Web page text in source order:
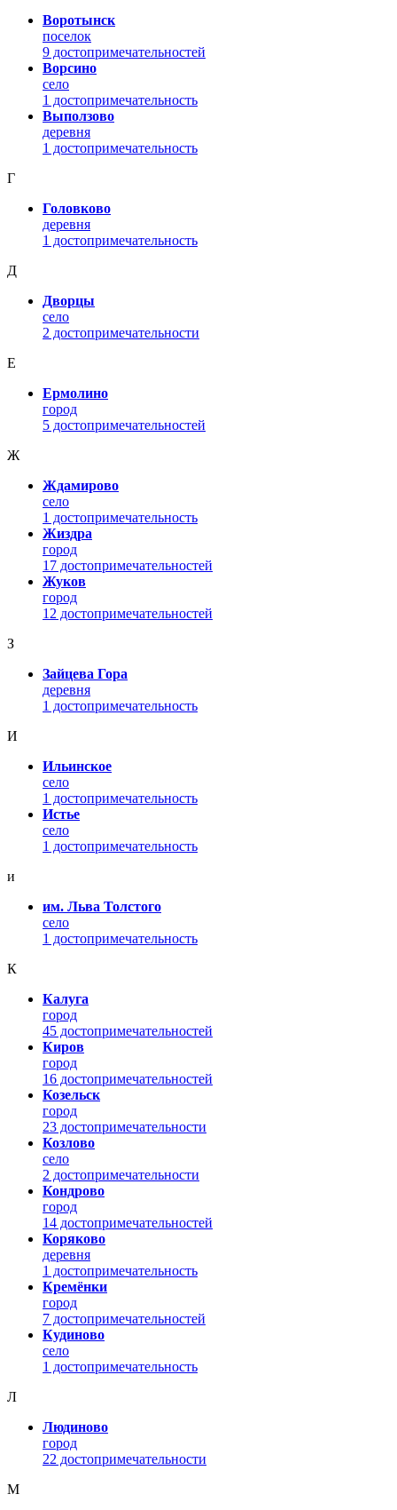
Воротынск
поселок
9 достопримечательностей
Ворсино
село
1 достопримечательность
Выползово
деревня
1 достопримечательность
Г
Головково
деревня
1 достопримечательность
Д
Дворцы
село
2 достопримечательности
Е
Ермолино
город
5 достопримечательностей
Ж
Ждамирово
село
1 достопримечательность
Жиздра
город
17 достопримечательностей
Жуков
город
12 достопримечательностей
З
Зайцева Гора
деревня
1 достопримечательность
И
Ильинское
село
1 достопримечательность
Истье
село
1 достопримечательность
и
им. Льва Толстого
село
1 достопримечательность
К
Калуга
город
45 достопримечательностей
Киров
город
16 достопримечательностей
Козельск
город
23 достопримечательности
Козлово
село
2 достопримечательности
Кондрово
город
14 достопримечательностей
Коряково
деревня
1 достопримечательность
Кремёнки
город
7 достопримечательностей
Кудиново
село
1 достопримечательность
Л
Людиново
город
22 достопримечательности
М